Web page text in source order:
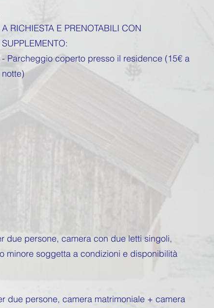
A RICHIESTA E PRENOTABILI CON
SUPPLEMENTO:
- Parcheggio coperto presso il residence (15€ a
notte)
due persone, camera con due letti singoli,
minore soggetta a condizioni e disponibilità
due persone, camera matrimoniale + camera